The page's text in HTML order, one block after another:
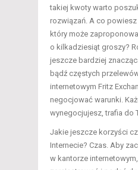
takiej kwoty warto
rozwiązań. A co powiesz
który może
o kilkadziesiąt groszy?
jeszcze bardziej
bądź częstych
internetowym Fritz
negocjować warunki.
wynegocjujesz, trafia do
Jakie jeszcze korzyści
Internecie? Czas. Aby
w kantorze